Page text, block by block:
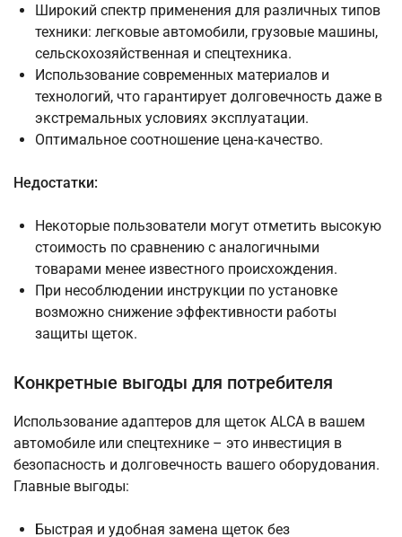
Широкий спектр применения для различных типов
техники: легковые автомобили, грузовые машины,
сельскохозяйственная и спецтехника.
Использование современных материалов и
технологий, что гарантирует долговечность даже в
экстремальных условиях эксплуатации.
Оптимальное соотношение цена-качество.
Недостатки:
Некоторые пользователи могут отметить высокую
стоимость по сравнению с аналогичными
товарами менее известного происхождения.
При несоблюдении инструкции по установке
возможно снижение эффективности работы
защиты щеток.
Конкретные выгоды для потребителя
Использование адаптеров для щеток ALCA в вашем
автомобиле или спецтехнике – это инвестиция в
безопасность и долговечность вашего оборудования.
Главные выгоды:
Быстрая и удобная замена щеток без